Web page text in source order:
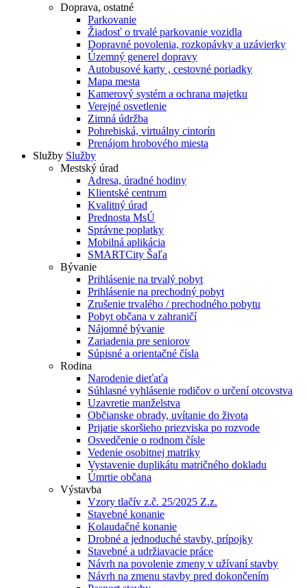
Doprava, ostatné
Parkovanie
Žiadosť o trvalé parkovanie vozidla
Dopravné povolenia, rozkopávky a uzávierky
Územný generel dopravy
Autobusové karty , cestovné poriadky
Mapa mesta
Kamerový systém a ochrana majetku
Verejné osvetlenie
Zimná údržba
Pohrebiská, virtuálny cintorín
Prenájom hrobového miesta
Služby Služby
Mestský úrad
Adresa, úradné hodiny
Klientské centrum
Kvalitný úrad
Prednosta MsÚ
Správne poplatky
Mobilná aplikácia
SMARTCity Šaľa
Bývanie
Prihlásenie na trvalý pobyt
Prihlásenie na prechodný pobyt
Zrušenie trvalého / prechodného pobytu
Pobyt občana v zahraničí
Nájomné bývanie
Zariadenia pre seniorov
Súpisné a orientačné čísla
Rodina
Narodenie dieťaťa
Súhlasné vyhlásenie rodičov o určení otcovstva
Uzavretie manželstva
Občianske obrady, uvítanie do života
Prijatie skoršieho priezviska po rozvode
Osvedčenie o rodnom čísle
Vedenie osobitnej matriky
Vystavenie duplikátu matričného dokladu
Úmrtie občana
Výstavba
Vzory tlačív z.č. 25/2025 Z.z.
Stavebné konanie
Kolaudačné konanie
Drobné a jednoduché stavby, prípojky
Stavebné a udržiavacie práce
Návrh na povolenie zmeny v užívaní stavby
Návrh na zmenu stavby pred dokončením